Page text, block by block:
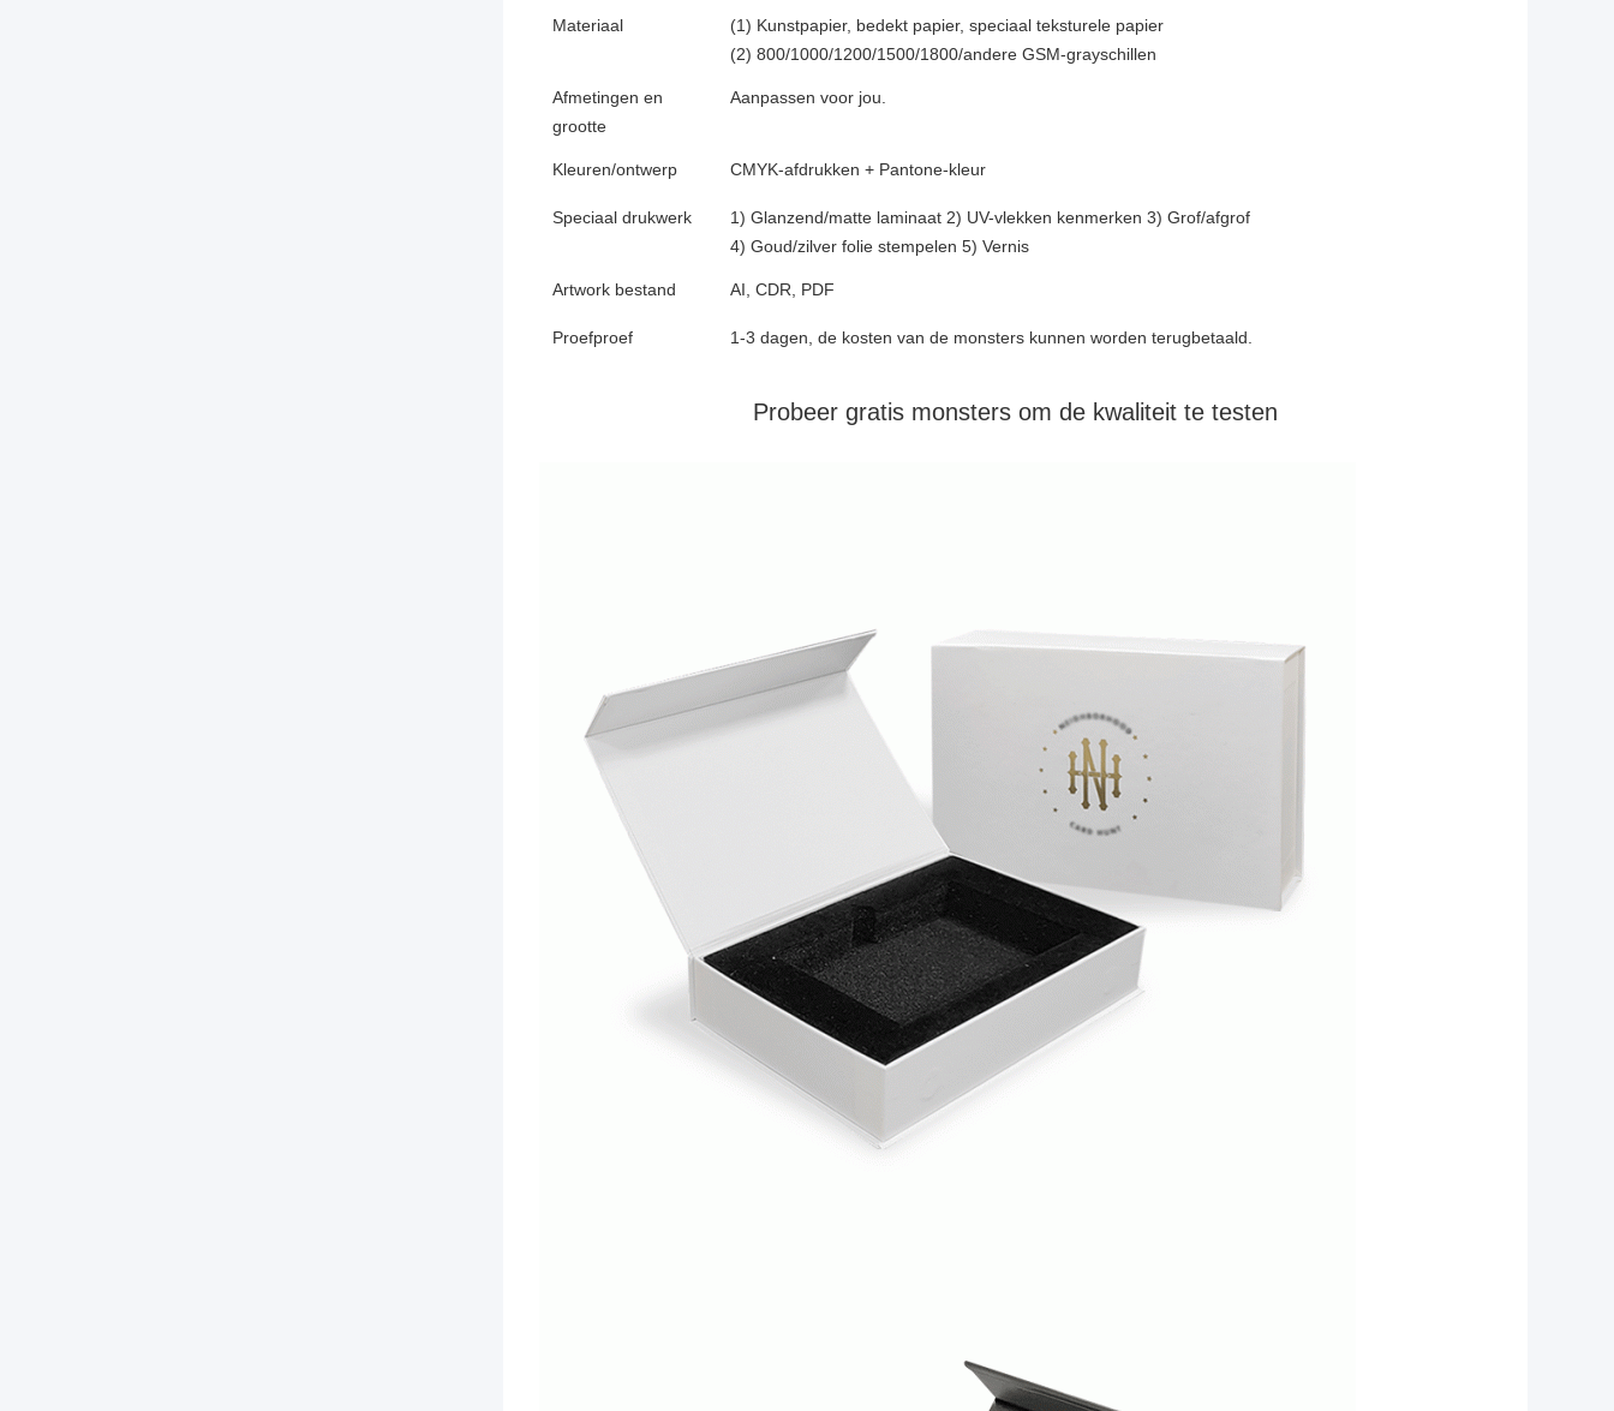
Materiaal
(1) Kunstpapier, bedekt papier, speciaal teksturele papier
(2) 800/1000/1200/1500/1800/andere GSM-grayschillen
Afmetingen en
grootte
Aanpassen voor jou.
Kleuren/ontwerp CMYK-afdrukken + Pantone-kleur
Speciaal drukwerk
1) Glanzend/matte laminaat 2) UV-vlekken kenmerken 3) Grof/afgrof
4) Goud/zilver folie stempelen 5) Vernis
Artwork bestand AI, CDR, PDF
Proefproef 1-3 dagen, de kosten van de monsters kunnen worden terugbetaald.
Probeer gratis monsters om de kwaliteit te testen